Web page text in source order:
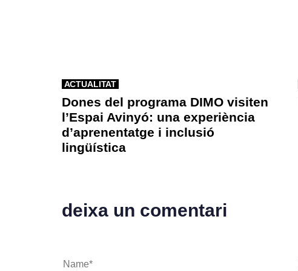
ACTUALITAT
Dones del programa DIMO visiten
l’Espai Avinyó: una experiència
d’aprenentatge i inclusió
lingüística
deixa un comentari